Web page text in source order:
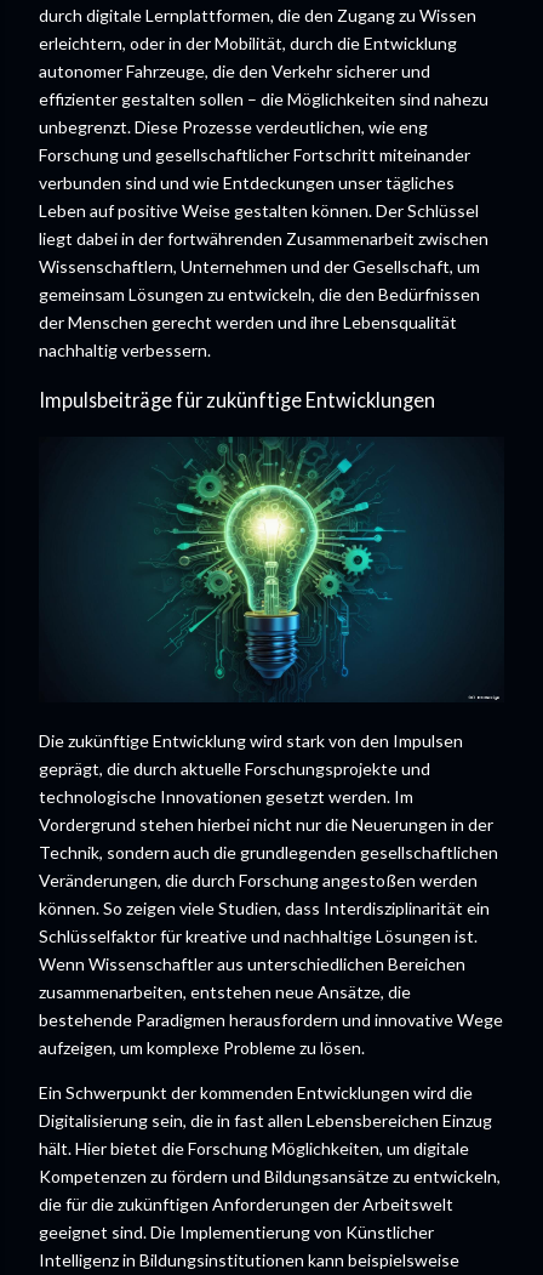
durch digitale Lernplattformen, die den Zugang zu Wissen
erleichtern, oder in der Mobilität, durch die Entwicklung
autonomer Fahrzeuge, die den Verkehr sicherer und
effizienter gestalten sollen – die Möglichkeiten sind nahezu
unbegrenzt. Diese Prozesse verdeutlichen, wie eng
Forschung und gesellschaftlicher Fortschritt miteinander
verbunden sind und wie Entdeckungen unser tägliches
Leben auf positive Weise gestalten können. Der Schlüssel
liegt dabei in der fortwährenden Zusammenarbeit zwischen
Wissenschaftlern, Unternehmen und der Gesellschaft, um
gemeinsam Lösungen zu entwickeln, die den Bedürfnissen
der Menschen gerecht werden und ihre Lebensqualität
nachhaltig verbessern.
Impulsbeiträge für zukünftige Entwicklungen
Die zukünftige Entwicklung wird stark von den Impulsen
geprägt, die durch aktuelle Forschungsprojekte und
technologische Innovationen gesetzt werden. Im
Vordergrund stehen hierbei nicht nur die Neuerungen in der
Technik, sondern auch die grundlegenden gesellschaftlichen
Veränderungen, die durch Forschung angestoßen werden
können. So zeigen viele Studien, dass Interdisziplinarität ein
Schlüsselfaktor für kreative und nachhaltige Lösungen ist.
Wenn Wissenschaftler aus unterschiedlichen Bereichen
zusammenarbeiten, entstehen neue Ansätze, die
bestehende Paradigmen herausfordern und innovative Wege
aufzeigen, um komplexe Probleme zu lösen.
Ein Schwerpunkt der kommenden Entwicklungen wird die
Digitalisierung sein, die in fast allen Lebensbereichen Einzug
hält. Hier bietet die Forschung Möglichkeiten, um digitale
Kompetenzen zu fördern und Bildungsansätze zu entwickeln,
die für die zukünftigen Anforderungen der Arbeitswelt
geeignet sind. Die Implementierung von Künstlicher
Intelligenz in Bildungsinstitutionen kann beispielsweise